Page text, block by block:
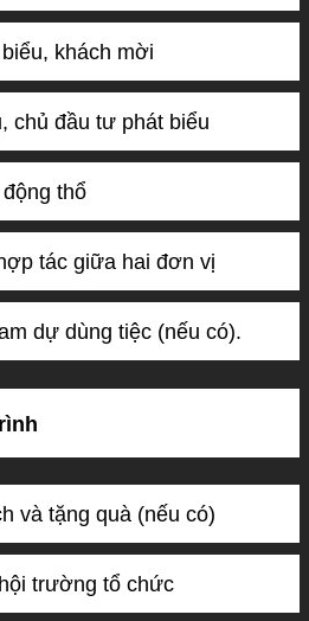
khách mời
chủ đầu tư phát biểu
thổ
tác giữa hai đơn vị
dự dùng tiệc (nếu có).
và tặng quà (nếu có)
trường tổ chức